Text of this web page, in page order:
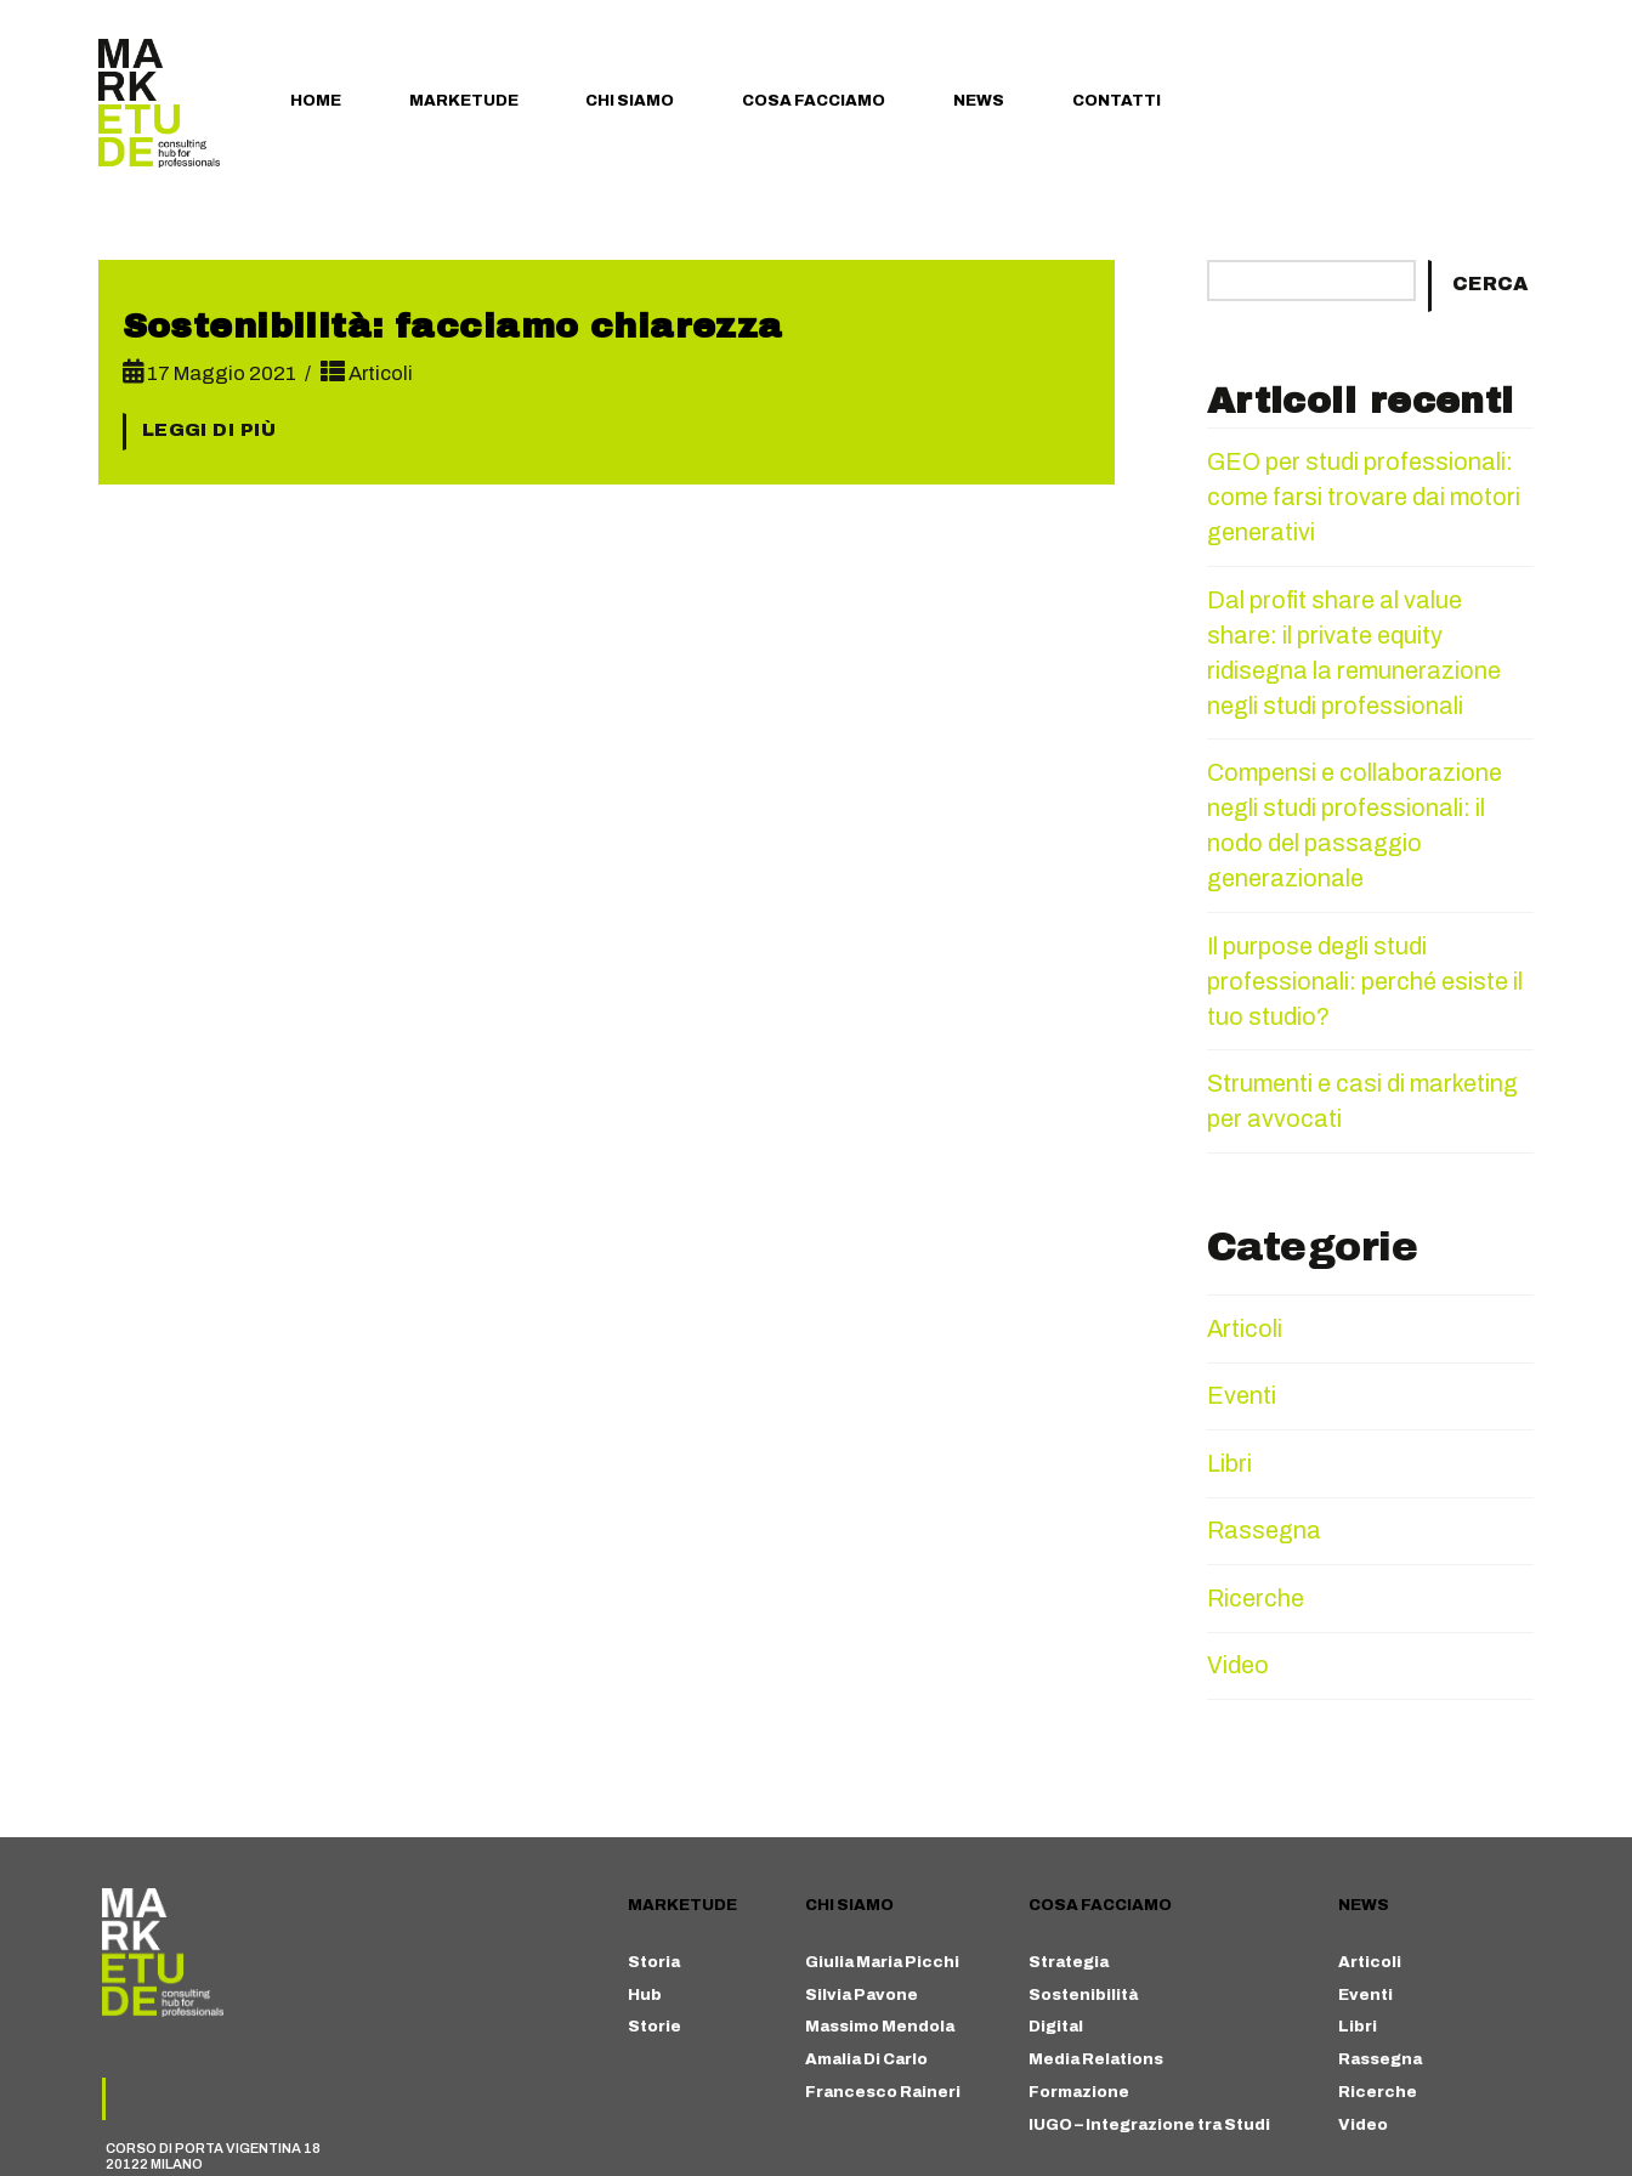
HOME MARKETUDE CHI SIAMO COSA FACCIAMO NEWS CONTATTI
Sostenibilità: facciamo chiarezza
17 Maggio 2021 Articoli
LEGGI DI PIÙ
CERCA
Articoli recenti
GEO per studi professionali:
come farsi trovare dai motori
generativi
Dal profit share al value
share: il private equity
ridisegna la remunerazione
negli studi professionali
Compensi e collaborazione
negli studi professionali: il
nodo del passaggio
generazionale
Il purpose degli studi
professionali: perché esiste il
tuo studio?
Strumenti e casi di marketing
per avvocati
Categorie
Articoli
Eventi
Libri
Rassegna
Ricerche
Video
CORSO DI PORTA VIGENTINA 18
20122 MILANO
MARKETUDE
Storia
Hub
Storie
CHI SIAMO
Giulia Maria Picchi
Silvia Pavone
Massimo Mendola
Amalia Di Carlo
Francesco Raineri
COSA FACCIAMO
Strategia
Sostenibilità
Digital
Media Relations
Formazione
IUGO – Integrazione tra Studi
NEWS
Articoli
Eventi
Libri
Rassegna
Ricerche
Video